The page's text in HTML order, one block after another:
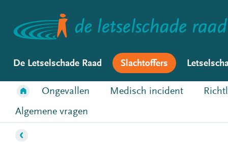
De Letselschade Raad Slachtoffers
Ongevallen Medisch incident
Algemene vragen